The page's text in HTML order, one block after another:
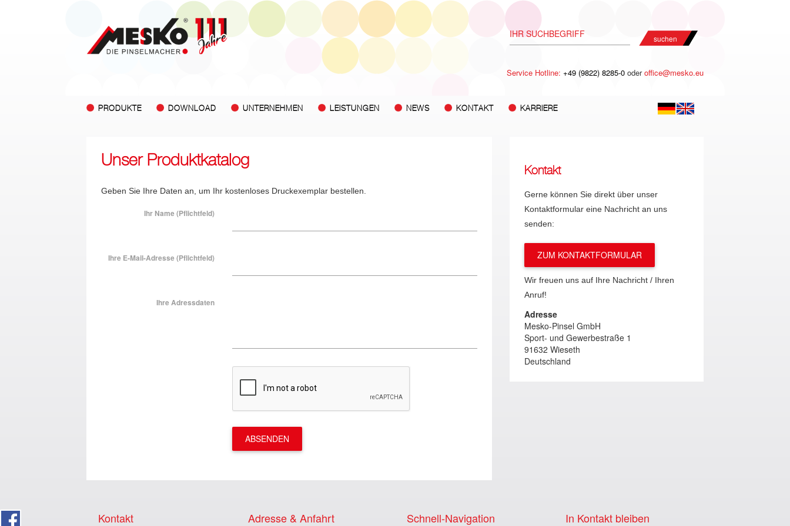
suchen
Service Hotline: +49 (9822) 8285-0 oderoffice@mesko.eu
PRODUKTE DOWNLOAD UNTERNEHMEN LEISTUNGEN NEWS KONTAKT KARRIERE
Unser Produktkatalog
Geben Sie Ihre Daten an, um Ihr kostenloses Druckexemplar bestellen.
Ihr Name (Pflichtfeld)
Ihre E-Mail-Adresse (Pflichtfeld)
Ihre Adressdaten
ABSENDEN
Kontakt
Gerne können Sie direkt über unser
Kontaktformular eine Nachricht an uns
senden:
ZUM KONTAKTFORMULAR
Wir freuen uns auf Ihre Nachricht / Ihren
Anruf!
Adresse
Mesko-Pinsel GmbH
Sport- und Gewerbestraße 1
91632 Wieseth
Deutschland
Kontakt Adresse & Anfahrt Schnell-Navigation In Kontakt bleiben